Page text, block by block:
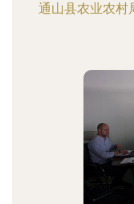
通山县农业农村